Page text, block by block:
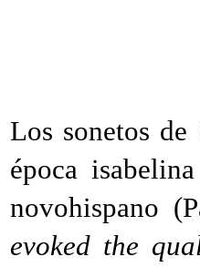
Los sonetos
época
novohispano
evoked the